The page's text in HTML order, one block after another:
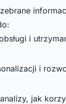
i
i
jak